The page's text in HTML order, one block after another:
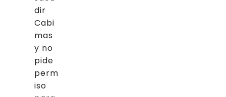
dir
Cabi
mas
y no
pide
perm
iso